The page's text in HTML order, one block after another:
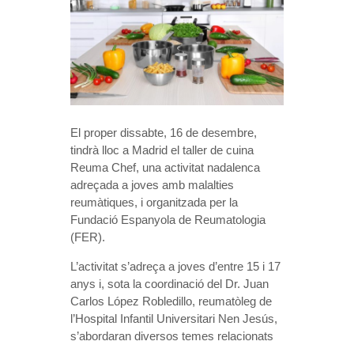
El proper dissabte, 16 de desembre,
tindrà lloc a Madrid el taller de cuina
Reuma Chef, una activitat nadalenca
adreçada a joves amb malalties
reumàtiques, i organitzada per la
Fundació Espanyola de Reumatologia
(FER).
L’activitat s’adreça a joves d’entre 15 i 17
anys i, sota la coordinació del Dr. Juan
Carlos López Robledillo, reumatòleg de
l’Hospital Infantil Universitari Nen Jesús,
s’abordaran diversos temes relacionats